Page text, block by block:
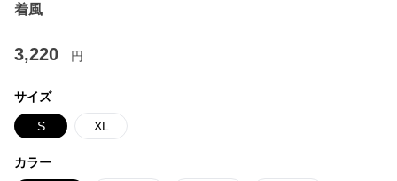
着風
3,220 円
サイズ
S XL
カラー